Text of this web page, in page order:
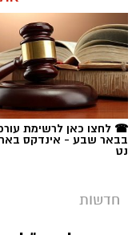
☎ לחצו כאן לרשימת עורכי
בבאר שבע - אינדקס באר
נט
חדשות
המשטרה